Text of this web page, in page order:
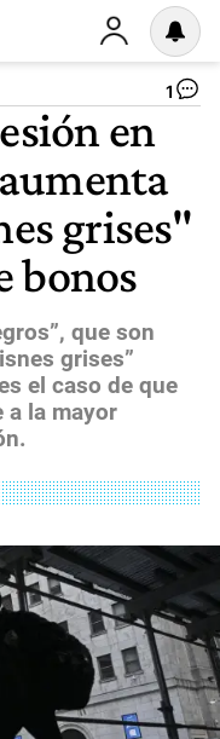
1
en
grises"
bonos
que son
grises”
el caso de que
a la mayor